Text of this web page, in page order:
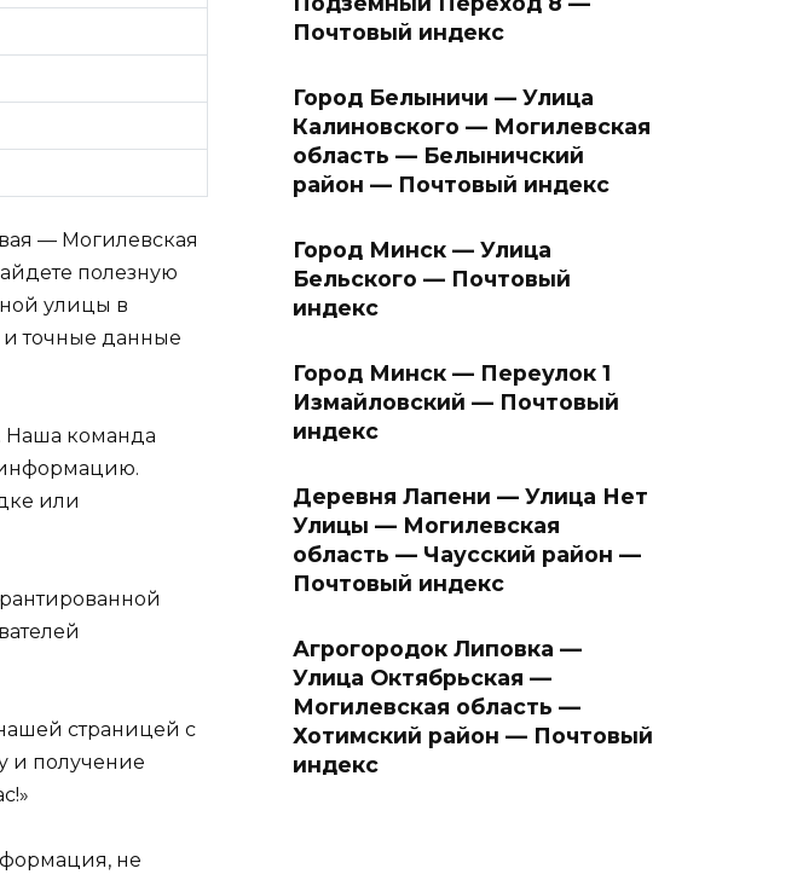
— Могилевская
полезную
улицы в
и точные данные
команда
информацию.
или
страницей с
и получение
не
Почтовый индекс
Город Белыничи — Улица
Калиновского — Могилевская
область — Белыничский
район — Почтовый индекс
Город Минск — Улица
Бельского — Почтовый
индекс
Город Минск — Переулок 1
Измайловский — Почтовый
индекс
Деревня Лапени — Улица Нет
Улицы — Могилевская
область — Чаусский район —
Почтовый индекс
Агрогородок Липовка —
Улица Октябрьская —
Могилевская область —
Хотимский район — Почтовый
индекс